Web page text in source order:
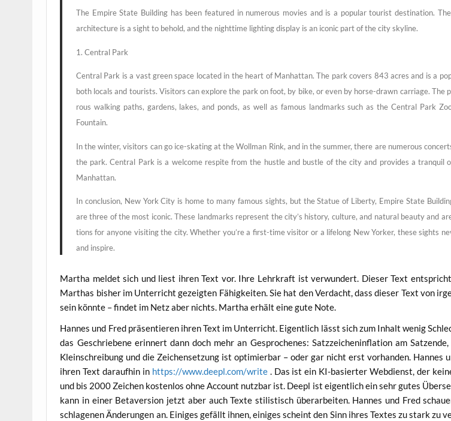
The Empire Sta­te Buil­ding has been fea­tured in num­e­rous movies and is a popu­lar tou­rist desti­na­ti­on.
archi­tec­tu­re is a sight to behold, and the night­ti­me light­ing dis­play is an ico­nic part of the city skyline.
1. Cen­tral Park
Cen­tral Park is a vast green space loca­ted in the heart of Man­hat­tan. The park covers 843 acres and is a
both locals and tou­rists. Visi­tors can explo­re the park on foot, by bike, or even by hor­se-drawn car­ria­ge. The
rous wal­king paths, gar­dens, lakes, and ponds, as well as famous land­marks such as the Cen­tral Park
Fountain.
In the win­ter, visi­tors can go ice-ska­ting at the Woll­man Rink, and in the sum­mer, the­re are num­e­rous
the park. Cen­tral Park is a wel­co­me respi­te from the hust­le and bust­le of the city and pro­vi­des a tran­quil
Manhattan.
In con­clu­si­on, New York City is home to many famous sights, but the Sta­tue of Liber­ty, Empire Sta­te
are three of the most ico­nic. The­se land­marks repre­sent the city’s histo­ry, cul­tu­re, and natu­ral beau­ty and
ti­ons for anyo­ne visi­ting the city. Whe­ther you’­re a first-time visi­tor or a lifel­ong New Yor­ker, the­se sights
and inspire.
Mar­tha mel­det sich und liest ihren Text vor. Ihre Lehr­kraft ist ver­wun­dert. Die­ser Text
Mart­has bis­her im Unter­richt gezeig­ten Fähig­kei­ten. Sie hat den Ver­dacht, dass die­ser Text von
sein könn­te – fin­det im Netz aber nichts. Mar­tha erhält eine gute Note.
Han­nes und Fred prä­sen­tie­ren ihren Text im Unter­richt. Eigent­lich lässt sich zum Inhalt wenig
das Geschrie­be­ne erin­nert dann doch mehr an Gespro­che­nes: Satz­zei­chen­in­fla­ti­on am
Klein­schrei­bung und die Zei­chen­set­zung ist opti­mier­bar – oder gar nicht erst vor­han­den. Han­nes
ihren Text dar­auf­hin in https://www.deepl.com/write. Das ist ein KI-basier­ter Web­dienst, der
und bis 2000 Zei­chen kos­ten­los ohne Account nutz­bar ist. Deepl ist eigent­lich ein sehr gutes
kann in einer Beta­ver­si­on jetzt aber auch Tex­te sti­lis­tisch über­ar­bei­ten. Han­nes und Fred
schla­ge­nen Ände­run­gen an. Eini­ges gefällt ihnen, eini­ges scheint den Sinn ihres Tex­tes zu stark zu